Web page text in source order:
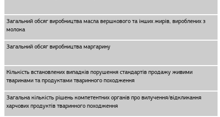
Загальний обсяг виробництва масла вершкового та інших жирів, вироблених з
молока
Загальний обсяг виробництва маргарину
Кількість встановлених випадків порушення стандартів продажу живими
тваринами та продуктами тваринного походження
Загальна кількість рішень компетентних органів про вилучення/відкликання
харчових продуктів тваринного походження